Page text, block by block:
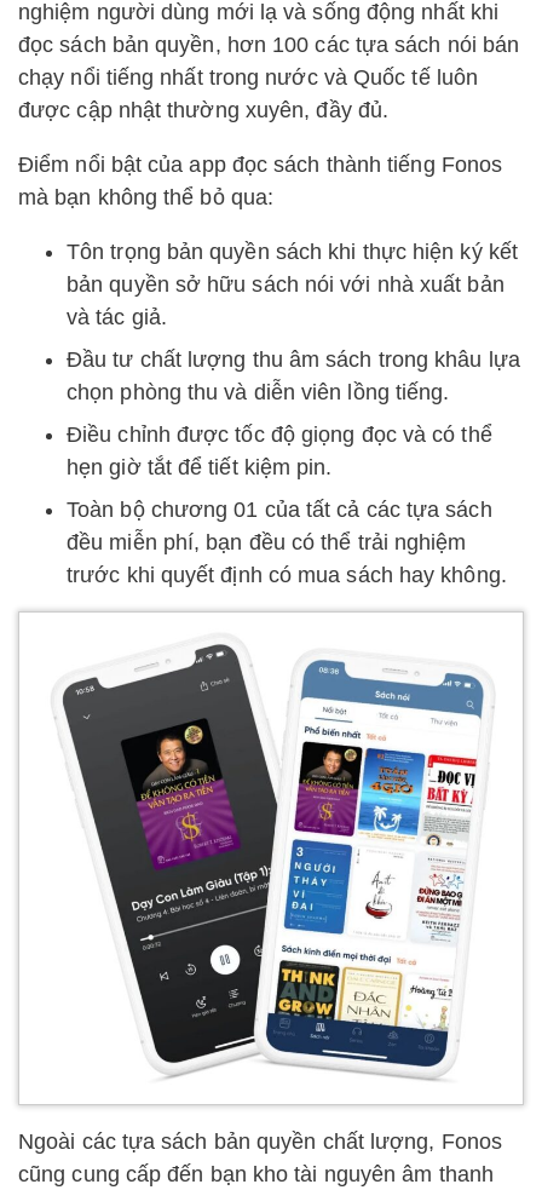
nghiệm người dùng mới lạ và sống động nhất khi
đọc sách bản quyền, hơn 100 các tựa sách nói bán
chạy nổi tiếng nhất trong nước và Quốc tế luôn
được cập nhật thường xuyên, đầy đủ.
Điểm nổi bật của app đọc sách thành tiếng Fonos
mà bạn không thể bỏ qua:
Tôn trọng bản quyền sách khi thực hiện ký kết
bản quyền sở hữu sách nói với nhà xuất bản
và tác giả.
Đầu tư chất lượng thu âm sách trong khâu lựa
chọn phòng thu và diễn viên lồng tiếng.
Điều chỉnh được tốc độ giọng đọc và có thể
hẹn giờ tắt để tiết kiệm pin.
Toàn bộ chương 01 của tất cả các tựa sách
đều miễn phí, bạn đều có thể trải nghiệm
trước khi quyết định có mua sách hay không.
Ngoài các tựa sách bản quyền chất lượng, Fonos
cũng cung cấp đến bạn kho tài nguyên âm thanh